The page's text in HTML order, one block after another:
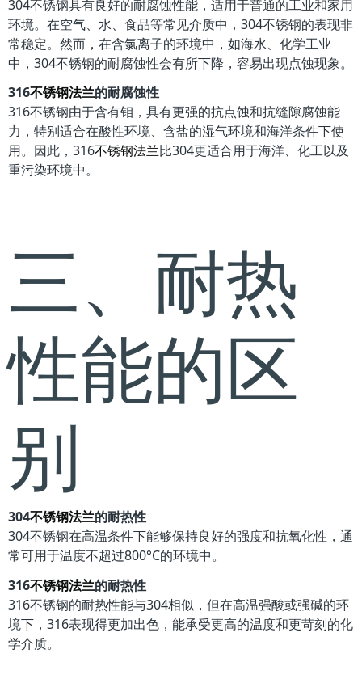
304不锈钢具有良好的耐腐蚀性能，适用于普通的工业和家用
环境。在空气、水、食品等常见介质中，304不锈钢的表现非
常稳定。然而，在含氯离子的环境中，如海水、化学工业
中，304不锈钢的耐腐蚀性会有所下降，容易出现点蚀现象。
316不锈钢法兰的耐腐蚀性
316不锈钢由于含有钼，具有更强的抗点蚀和抗缝隙腐蚀能
力，特别适合在酸性环境、含盐的湿气环境和海洋条件下使
用。因此，316不锈钢法兰比304更适合用于海洋、化工以及
重污染环境中。
三、耐热
性能的区
别
304不锈钢法兰的耐热性
304不锈钢在高温条件下能够保持良好的强度和抗氧化性，通
常可用于温度不超过800°C的环境中。
316不锈钢法兰的耐热性
316不锈钢的耐热性能与304相似，但在高温强酸或强碱的环
境下，316表现得更加出色，能承受更高的温度和更苛刻的化
学介质。